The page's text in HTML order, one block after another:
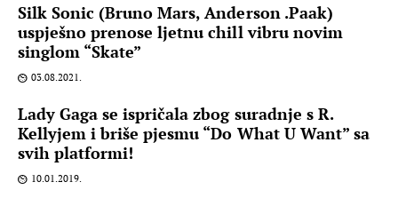
Silk Sonic (Bruno Mars, Anderson .Paak)
uspješno prenose ljetnu chill vibru novim
singlom “Skate”
03.08.2021.
Lady Gaga se ispričala zbog suradnje s R.
Kellyjem i briše pjesmu “Do What U Want” sa
svih platformi!
10.01.2019.